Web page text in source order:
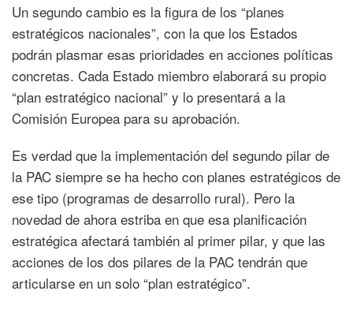
Un segundo cambio es la figura de los “planes
estratégicos nacionales”, con la que los Estados
podrán plasmar esas prioridades en acciones políticas
concretas. Cada Estado miembro elaborará su propio
“plan estratégico nacional” y lo presentará a la
Comisión Europea para su aprobación.
Es verdad que la implementación del segundo pilar de
la PAC siempre se ha hecho con planes estratégicos de
ese tipo (programas de desarrollo rural). Pero la
novedad de ahora estriba en que esa planificación
estratégica afectará también al primer pilar, y que las
acciones de los dos pilares de la PAC tendrán que
articularse en un solo “plan estratégico”.